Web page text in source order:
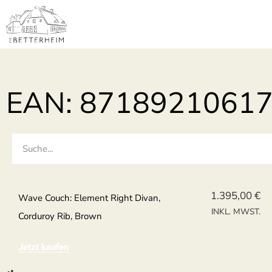
EAN:
Wave Couch: Element Right Divan,
Corduroy Rib, Brown
Jetzt kaufen
1.395,00€
INKL. MWST.